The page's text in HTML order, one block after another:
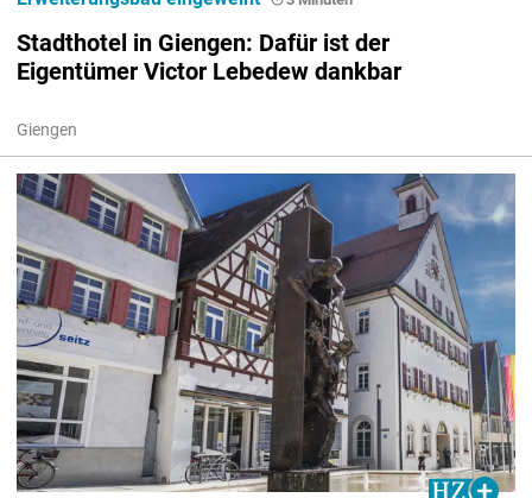
Stadthotel in Giengen: Dafür ist der
Eigentümer Victor Lebedew dankbar
Giengen